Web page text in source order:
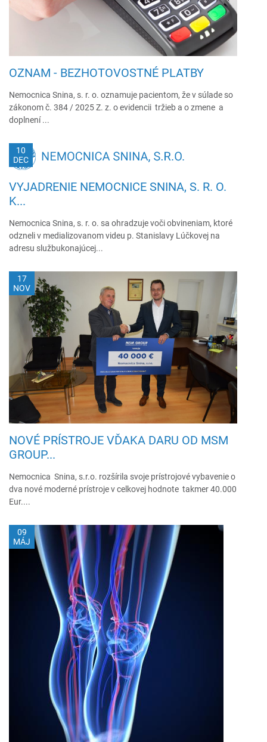
OZNAM - BEZHOTOVOSTNÉ PLATBY
Nemocnica Snina, s. r. o. oznamuje pacientom, že v súlade so
zákonom č. 384 / 2025 Z. z. o evidencii tržieb a o zmene a
doplnení ...
10
DEC
VYJADRENIE NEMOCNICE SNINA, S. R. O.
K...
Nemocnica Snina, s. r. o. sa ohradzuje voči obvineniam, ktoré
odzneli v medializovanom videu p. Stanislavy Lúčkovej na
adresu službukonajúcej...
17
NOV
NOVÉ PRÍSTROJE VĎAKA DARU OD MSM
GROUP...
Nemocnica Snina, s.r.o. rozšírila svoje prístrojové vybavenie o
dva nové moderné prístroje v celkovej hodnote takmer 40.000
Eur....
09
MÁJ